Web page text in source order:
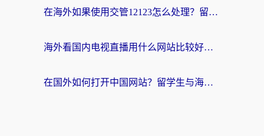
在海外如果使用交管12123怎么处理？留学生亲测有效的回国加速方案
海外看国内电视直播用什么网站比较好？一篇解决你所有追剧难题的实用指南
在国外如何打开中国网站？留学生与海外华人的无缝访问指南